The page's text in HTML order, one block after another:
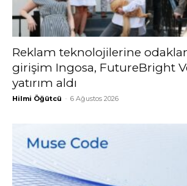
Reklam teknolojilerine
girişim Ingosa, FutureBright
yatırım aldı
Hilmi Öğütcü - 6 Ağustos 2026